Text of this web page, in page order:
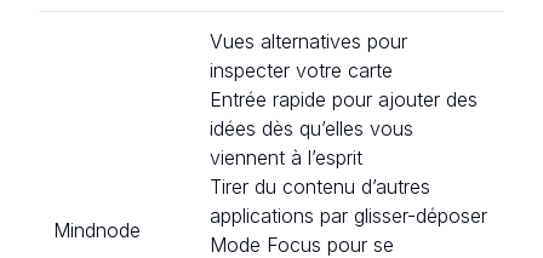
Mindnode
Vues alternatives pour
inspecter votre carte
Entrée rapide pour ajouter des
idées dès qu’elles vous
viennent à l’esprit
Tirer du contenu d’autres
applications par glisser-déposer
Mode Focus pour se